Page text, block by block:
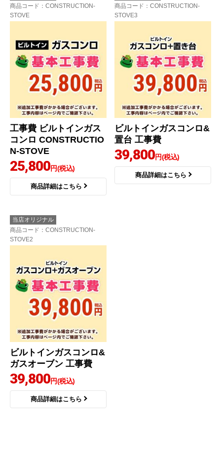
商品コード ：CONSTRUCTION-
STOVE
工事費 ビルトインガス
コンロ CONSTRUCTIO
N-STOVE
25,800円(税込)
商品詳細はこちら
商品コード ：CONSTRUCTION-
STOVE3
ビルトインガスコンロ&
置台 工事費
39,800円(税込)
商品詳細はこちら
当店オリジナル
商品コード ：CONSTRUCTION-
STOVE2
ビルトインガスコンロ&
ガスオーブン 工事費
39,800円(税込)
商品詳細はこちら